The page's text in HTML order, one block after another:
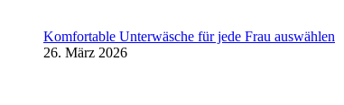
Komfortable Unterwäsche für jede Frau auswählen
26. März 2026